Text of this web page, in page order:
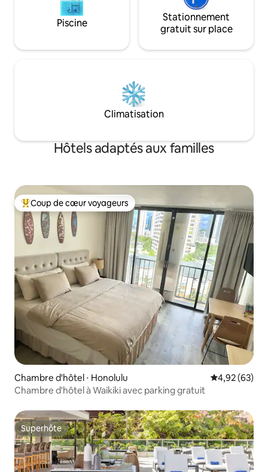
Piscine
Stationnement
gratuit sur place
Climatisation
Hôtels adaptés aux familles
Coups de cœur voyageurs les plus appréciés
Coup de cœur voyageurs
Chambre d'hôtel ⋅ Honolulu Évaluation
4,92 (63)
Chambre d'hôtel à Waikiki avec parking gratuit
Superhôte
Superhôte